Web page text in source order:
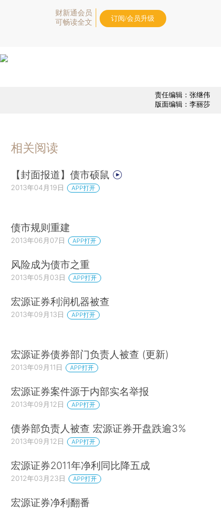
财新通会员
可畅读全文
订阅/会员升级
责任编辑：张继伟
版面编辑：李丽莎
相关阅读
【封面报道】债市硕鼠
2013年04月19日 APP打开
债市规则重建
2013年06月07日 APP打开
风险成为债市之重
2013年05月03日 APP打开
宏源证券利润机器被查
2013年09月13日 APP打开
宏源证券债券部门负责人被查 (更新)
2013年09月11日 APP打开
宏源证券案件源于内部实名举报
2013年09月12日 APP打开
债券部负责人被查 宏源证券开盘跌逾3%
2013年09月12日 APP打开
宏源证券2011年净利同比降五成
2012年03月23日 APP打开
宏源证券净利翻番